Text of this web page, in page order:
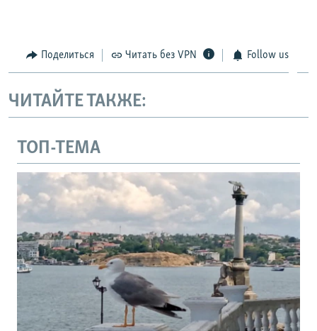
Поделиться Читать без VPN Follow us
ЧИТАЙТЕ ТАКЖЕ:
ТОП-ТЕМА